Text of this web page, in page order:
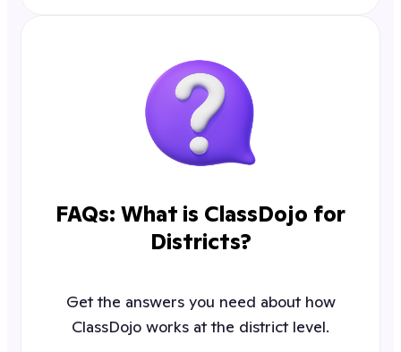
FAQs: What is ClassDojo for
Districts?
Get the answers you need about how
ClassDojo works at the district level.